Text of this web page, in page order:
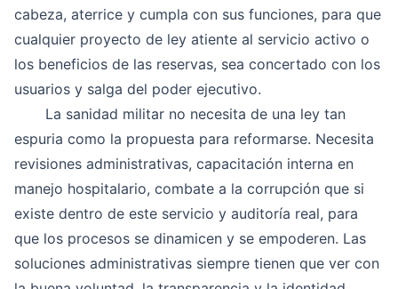
cabeza, aterrice y cumpla con sus funciones, para que
cualquier proyecto de ley atiente al servicio activo o
los beneficios de las reservas, sea concertado con los
usuarios y salga del poder ejecutivo.
La sanidad militar no necesita de una ley tan
espuria como la propuesta para reformarse. Necesita
revisiones administrativas, capacitación interna en
manejo hospitalario, combate a la corrupción que si
existe dentro de este servicio y auditoría real, para
que los procesos se dinamicen y se empoderen. Las
soluciones administrativas siempre tienen que ver con